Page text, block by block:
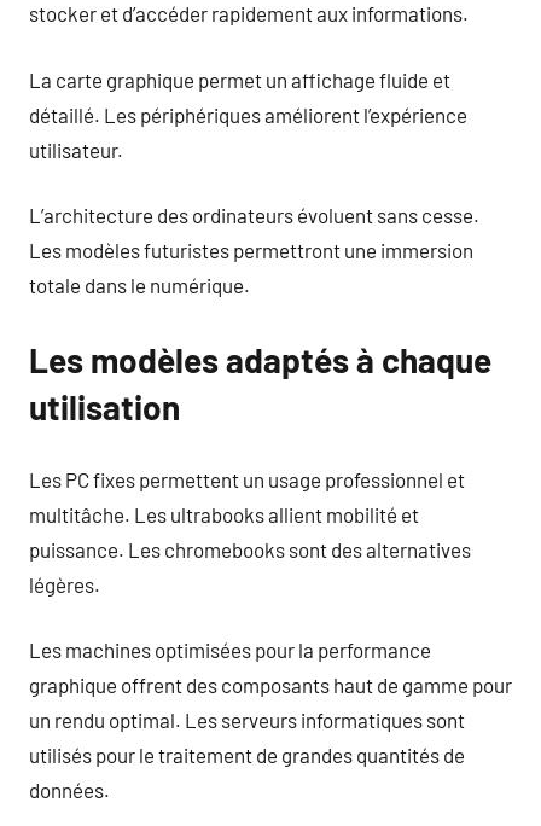
stocker et d’accéder rapidement aux informations.
La carte graphique permet un affichage fluide et
détaillé. Les périphériques améliorent l’expérience
utilisateur.
L’architecture des ordinateurs évoluent sans cesse.
Les modèles futuristes permettront une immersion
totale dans le numérique.
Les modèles adaptés à chaque
utilisation
Les PC fixes permettent un usage professionnel et
multitâche. Les ultrabooks allient mobilité et
puissance. Les chromebooks sont des alternatives
légères.
Les machines optimisées pour la performance
graphique offrent des composants haut de gamme pour
un rendu optimal. Les serveurs informatiques sont
utilisés pour le traitement de grandes quantités de
données.